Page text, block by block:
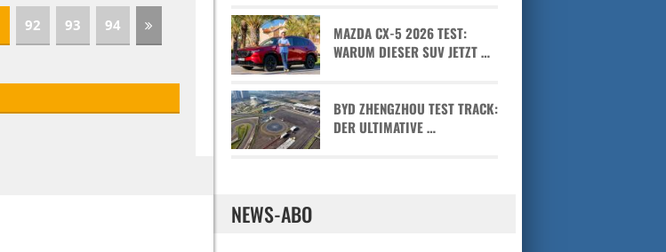
92 93 94
MAZDA CX-5 2026 TEST:
WARUM DIESER SUV JETZT …
BYD ZHENGZHOU TEST TRACK:
DER ULTIMATIVE …
NEWS-ABO